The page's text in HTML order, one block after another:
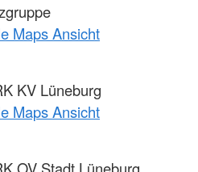
Maps Ansicht
KV Lüneburg
Maps Ansicht